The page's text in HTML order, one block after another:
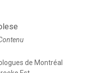
de Montréal